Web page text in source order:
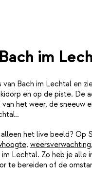
im
van Bach im Lechtal en
en op de piste. De
het weer, de sneeuw
het live beeld? Op
, weersverwachting,
Lechtal. Zo heb je alle
te bereiden of de